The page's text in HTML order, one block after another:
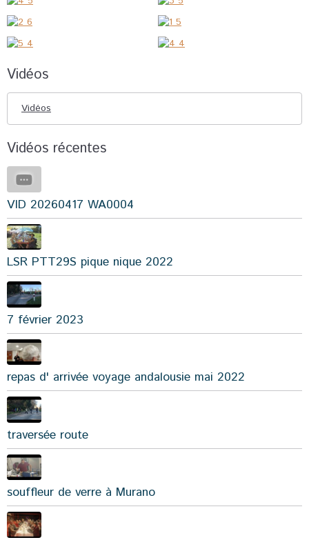
Vidéos
Vidéos
Vidéos récentes
VID 20260417 WA0004
LSR PTT29S pique nique 2022
7 février 2023
repas d' arrivée voyage andalousie mai 2022
traversée route
souffleur de verre à Murano